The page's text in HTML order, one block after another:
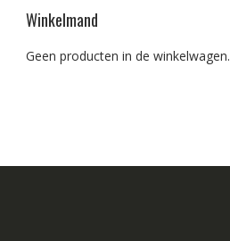
Winkelmand
Geen producten in de winkelwagen.